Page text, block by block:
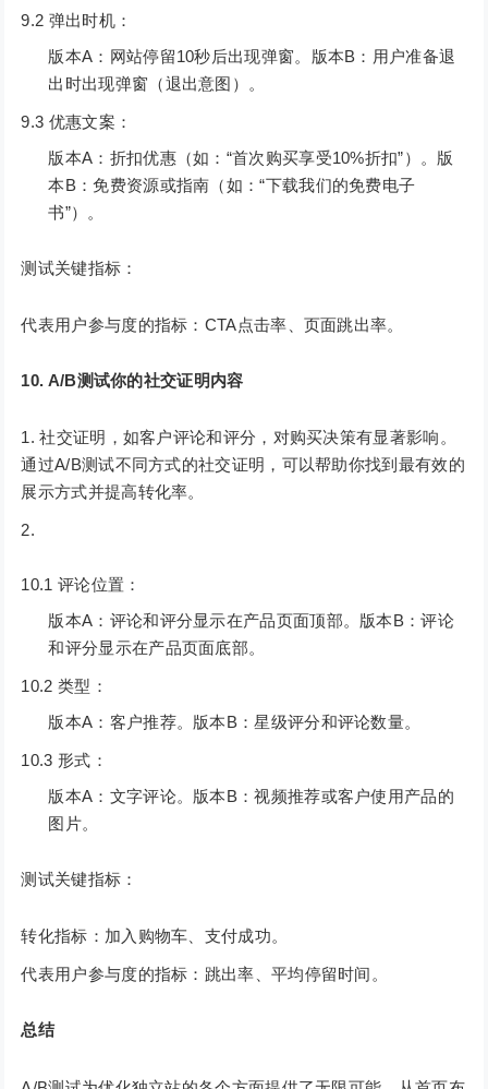
9.2 弹出时机：
版本A：网站停留10秒后出现弹窗。版本B：用户准备退
出时出现弹窗（退出意图）。
9.3 优惠文案：
版本A：折扣优惠（如：“首次购买享受10%折扣”）。版
本B：免费资源或指南（如：“下载我们的免费电子
书”）。
测试关键指标：
代表用户参与度的指标：CTA点击率、页面跳出率。
10. A/B测试你的社交证明内容
社交证明，如客户评论和评分，对购买决策有显著影响。
通过A/B测试不同方式的社交证明，可以帮助你找到最有效的
展示方式并提高转化率。
10.1 评论位置：
版本A：评论和评分显示在产品页面顶部。版本B：评论
和评分显示在产品页面底部。
10.2 类型：
版本A：客户推荐。版本B：星级评分和评论数量。
10.3 形式：
版本A：文字评论。版本B：视频推荐或客户使用产品的
图片。
测试关键指标：
转化指标：加入购物车、支付成功。
代表用户参与度的指标：跳出率、平均停留时间。
总结